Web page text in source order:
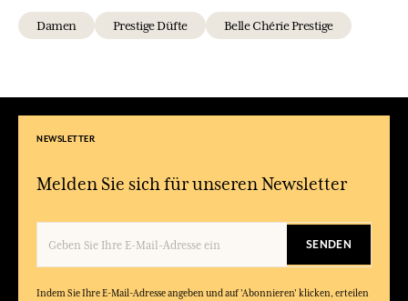
Damen Prestige Düfte Belle Chérie Prestige
NEWSLETTER
Melden Sie sich für unseren Newsletter
SENDEN
Indem Sie Ihre E-Mail-Adresse angeben und auf 'Abonnieren' klicken, erteilen